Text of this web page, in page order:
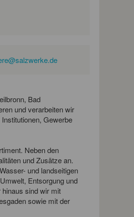
Bad
und verarbeiten wir
Gewerbe
Neben den
und Zusätze an.
und landseitigen
Entsorgung und
sind wir mit
sowie mit der